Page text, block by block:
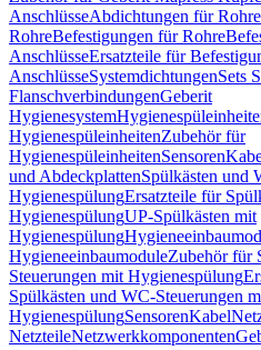
AnschlüsseAbdichtungen für
RohreBefestigungen für Rohre
AnschlüsseErsatzteile für
AnschlüsseSystemdichtungenSets
FlanschverbindungenGeberit
Hygienesystem
HygienespüleinheitenZubehör für
HygienespüleinheitenSensoren
und AbdeckplattenSpülkästen und
HygienespülungErsatzteile für
HygienespülungUP-Spülkästen mit
Hygienespülung
HygieneeinbaumoduleZubehör für
Steuerungen mit Hygienespülung
Spülkästen und WC-Steuerungen
HygienespülungSensorenKabel
NetzteileNetzwerkkomponenten